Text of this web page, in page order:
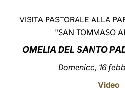
VISITA PASTORALE ALLA
"SAN TOMMASO
OMELIA DEL SANTO
Domenica, 16
Video